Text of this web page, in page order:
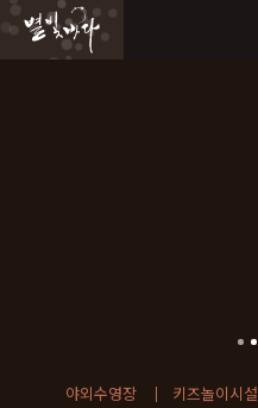
야외수영장 키즈놀이시설